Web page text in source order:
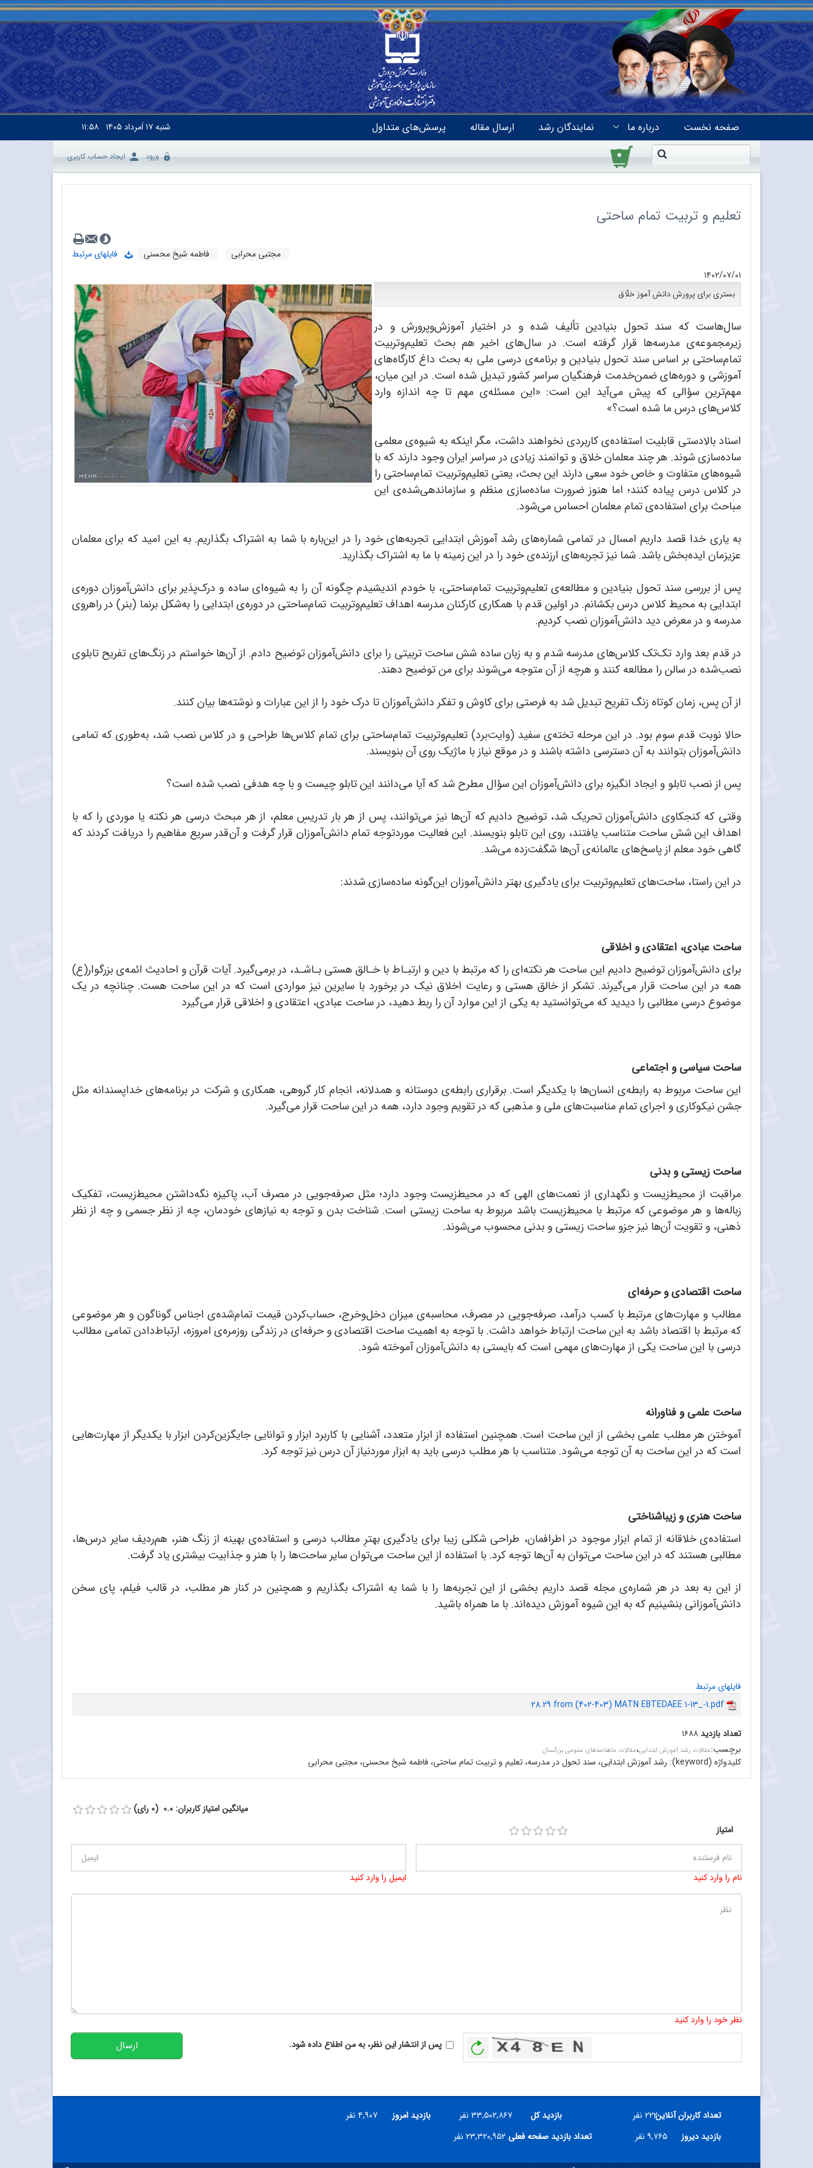
صفحه نخست درباره ما نمایندگان رشد ارسال مقاله پرسش‌های متداول شنبه۱۷ اَمرداد ۱۴۰۵ ۱۱:۵۸
۰ ورود ایجاد حساب کاربری
تعلیم و تربیت تمام ساحتی
مجتبی محرابی فاطمه شیخ محسنی
فایلهای مرتبط
۱۴۰۲/۰۷/۰۱
بستری برای پرورش دانش آموز خلّاق
سال‌هاست که سند تحول بنیادین تألیف شده و در اختیار آموزش‌و‌پرورش و در
زیرمجموعه‌ی مدرسه‌ها قرار گرفته است. در سال‌های اخیر هم بحث تعلیم‌و‌تربیت
تمام‌ساحتی بر اساس سند تحول بنیادین و برنامه‌ی درسی ملی به بحث داغ کارگاه‌های
آموزشی و دوره‌های ضمن‌خدمت فرهنگیان سراسر کشور تبدیل شده است. در این میان،
مهم‌ترین سؤالی که پیش می‌آید این است: «این مسئله‌ی مهم تا چه اندازه وارد
کلاس‌های درس ما شده‌ است؟»
اسناد بالادستی قابلیت استفاده‌ی کاربردی نخواهند داشت، مگر اینکه به شیوه‌ی معلمی
ساده‌سازی شوند. هر چند معلمان خلاق و توانمند زیادی در سراسر ایران وجود دارند که با
شیوه‌های متفاوت و خاص خود سعی دارند این بحث، یعنی تعلیم‌وتربیت تمام‌ساحتی را
در کلاس درس پیاده کنند؛ اما هنوز ضرورت ساده‌سازی منظم و سازماندهی‌شده‌ی این
مباحث برای استفاده‌ی تمام معلمان احساس می‌شود.
به یاری خدا قصد داریم امسال در تمامی شماره‌های رشد آموزش ابتدایی تجربه‌های خود را در این‌باره با شما به اشتراک بگذاریم. به این امید که برای معلمان
عزیزمان ایده‌بخش باشد. شما نیز تجربه‌های ارزنده‌ی خود را در این زمینه با ما به اشتراک بگذارید.
پس از بررسی سند تحول بنیادین و مطالعه‌ی تعلیم‌وتربیت تمام‌ساحتی، با خودم اندیشیدم چگونه آن را به شیوه‌ای ساده و درک‌پذیر برای دانش‌آموزان دوره‌ی
ابتدایی به محیط کلاس درس بکشانم. در اولین قدم با همکاری کارکنان مدرسه اهداف تعلیم‌وتربیت تمام‌ساحتی در دوره‌ی ابتدایی را به‌شکل برنما (بنر) در راهروی
مدرسه و در معرض دید دانش‌آموزان نصب کردیم.
در قدم بعد وارد تک‌تک کلاس‌های مدرسه شدم و به زبان ساده شش ساحت تربیتی را برای دانش‌آموزان توضیح دادم. از آن‌ها خواستم در زنگ‌های تفریح تابلوی
نصب‌شده در سالن را مطالعه کنند و هرچه از آن متوجه می‌شوند برای من توضیح دهند.
از آن پس، زمان کوتاه زنگ تفریح تبدیل شد به فرصتی برای کاوش و تفکر دانش‌آموزان تا درک خود را از این عبارات و نوشته‌ها بیان کنند.
حالا نوبت قدم سوم بود. در این مرحله تخته‌ی سفید (وایت‌برد) تعلیم‌وتربیت تمام‌ساحتی برای تمام کلاس‌ها طراحی و در کلاس نصب شد، به‌طوری که تمامی
دانش‌آموزان بتوانند به آن دسترسی داشته باشند و در موقع نیاز با ماژیک روی آن بنویسند.
پس از نصب تابلو و ایجاد انگیزه برای دانش‌آموزان این سؤال مطرح شد که آیا می‌‌دانند این تابلو چیست و با چه هدفی نصب شده است؟
وقتی که کنجکاوی دانش‌آموزان تحریک شد، توضیح دادیم که آن‌ها نیز می‌توانند، پس از هر بار تدریسِ معلم، از هر مبحث درسی هر نکته یا موردی را که با
اهداف این شش ساحت متناسب یافتند، روی این تابلو بنویسند. این فعالیت موردتوجه تمام دانش‌آموزان قرار گرفت و آن‌قدر سریع مفاهیم را دریافت کردند که
گاهی خود معلم از پاسخ‌های عالمانه‌ی آن‌ها شگفت‌زده می‌شد.
در این راستا، ساحت‌های تعلیم‌وتربیت برای یادگیری بهتر دانش‌آموزان این‌گونه ساده‌سازی شدند:
ساحت عبادی، اعتقادی و اخلاقی
برای دانش‌آموزان توضیح دادیم این ساحت هر نکته‌ای را که مرتبط با دین و ارتبـاط با خـالق هستی بـاشـد، در بر‌می‌گیرد. آیات قرآن و احادیث ائمه‌‌ی بزرگوار(ع)
همه در این ساحت قرار می‌گیرند. تشکر از خالق هستی و رعایت اخلاق نیک در برخورد با سایرین نیز مواردی است که در این ساحت هست. چنانچه در یک
موضوع درسی مطالبی را دیدید که می‌توانستید به یکی از این موارد آن را ربط دهید، در ساحت عبادی، اعتقادی و اخلاقی قرار می‌گیرد
ساحت سیاسی و اجتماعی
این ساحت مربوط به رابطه‌ی انسان‌ها با یکدیگر است. برقراری رابطه‌ی دوستانه و همدلانه، انجام کار گروهی، همکاری و شرکت در برنامه‌های خداپسندانه مثل
جشن نیکوکاری و اجرای تمام مناسبت‌های ملی و مذهبی که در تقویم وجود دارد، همه در این ساحت قرار می‌گیرد.
ساحت زیستی و بدنی
مراقبت از محیط‌زیست و نگهداری از نعمت‌های الهی که در محیط‌زیست وجود دارد؛ مثل صرفه‌جویی در مصرف آب، پاکیزه نگه‌داشتن محیط‌زیست، تفکیک
زباله‌ها و هر موضوعی که مرتبط با محیط‌زیست باشد مربوط به ساحت زیستی است. شناخت بدن و توجه به نیازهای خودمان، چه از نظر جسمی و چه از نظر
ذهنی، و تقویت آن‌ها نیز جزو ساحت زیستی و بدنی محسوب می‌شوند.
ساحت اقتصادی و حرفه‌ای
مطالب و مهارت‌های مرتبط با کسب درآمد، صرفه‌جویی در مصرف، محاسبه‌ی میزان دخل‌و‌خرج، حساب‌کردن قیمت تمام‌شده‌ی اجناس گوناگون و هر موضوعی
که مرتبط با اقتصاد باشد به این ساحت ارتباط خواهد داشت. با توجه به اهمیت ساحت اقتصادی و حرفه‌ای در زندگی روزمره‌ی امروزه، ارتباط‌دادن تمامی مطالب
درسی با این ساحت یکی از مهارت‌های مهمی است که بایستی به دانش‌آموزان آموخته شود.
ساحت علمی و فناورانه
آموختن هر مطلب علمی بخشی از این ساحت است. همچنین استفاده از ابزار متعدد، آشنایی با کاربرد ابزار و توانایی جایگزین‌کردن ابزار با یکدیگر از مهارت‌هایی
است که در این ساحت به آن توجه می‌شود. متناسب با هر مطلب درسی باید به ابزار موردنیاز آن درس نیز توجه کرد.
ساحت هنری و زیبا‌شناختی
استفاده‌ی خلاقانه از تمام ابزار موجود در اطرافمان، طراحی شکلی زیبا برای یادگیری بهترِ مطالب درسی و استفاده‌ی بهینه از زنگ هنر، هم‌ردیف سایر درس‌ها،
مطالبی هستند که در این ساحت می‌توان به آن‌ها توجه کرد. با استفاده از این ساحت می‌توان سایر ساحت‌ها را با هنر و جذابیت بیشتری یاد گرفت.
از این به بعد در هر شماره‌ی مجله قصد داریم بخشی از این تجربه‌ها را با شما به اشتراک بگذاریم و همچنین در کنار هر مطلب، در قالب فیلم، پای سخن
دانش‌آموزانی بنشینیم که به این شیوه آموزش دیده‌اند. با ما همراه باشید.
فایلهای مرتبط
28.29 from (402-403) MATN EBTEDAEE 1-13_-1.pdf
تعداد بازدید۱۶۸۸
برچسب:مقالات رشد آموزش ابتدایی،مقالات ماهنامه‌های عمومی بزرگسال
کلیدواژه (keyword): رشد آموزش ابتدایی، سند تحول در مدرسه، تعلیم و تربیت تمام ساحتی، فاطمه شیخ محسنی، مجتبی محرابی
میانگین امتیاز کاربران: 0.0 (0 رای)
امتیاز
نام را وارد کنید ایمیل را وارد کنید
نظر خود را وارد کنید
بازخوانیپس از انتشار این نظر، به من اطلاع داده شود. ارسال
تعداد کاربران آنلاین۲۲۲ نفر بازدید کل ۳۳,۵۰۲,۸۶۷ نفر بازدید امروز
۴,۹۰۷ نفر
بازدید دیروز
۹,۷۶۵ نفر تعداد بازدید صفحه فعلی ۲۳,۳۲۰,۹۵۲ نفر